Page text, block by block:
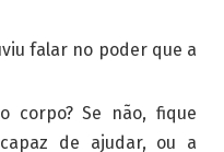
falar no poder que a
corpo? Se não, fique
de ajudar, ou a